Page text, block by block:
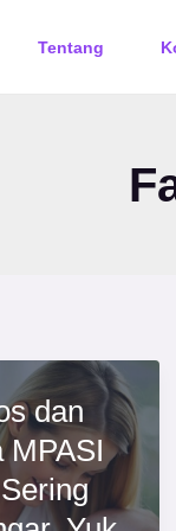
Tentang
dan
MPASI